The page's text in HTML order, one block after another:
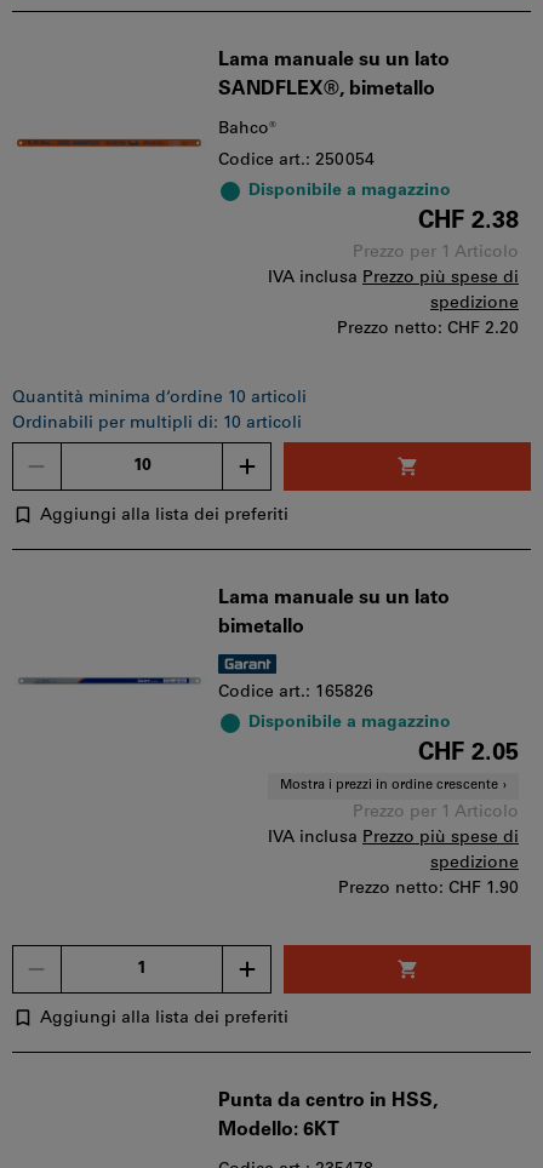
Lama manuale su un lato
SANDFLEX®, bimetallo
Bahco®
Codice art.: 250054
Disponibile a magazzino
CHF 2.38
Prezzo per 1 Articolo
IVA inclusa Prezzo più spese di
spedizione
Prezzo netto: CHF 2.20
Quantità minima d‘ordine 10 articoli
Ordinabili per multipli di: 10 articoli
Aggiungi alla lista dei preferiti
Lama manuale su un lato
bimetallo
Codice art.: 165826
Disponibile a magazzino
CHF 2.05
Mostra i prezzi in ordine crescente
Prezzo per 1 Articolo
IVA inclusa Prezzo più spese di
spedizione
Prezzo netto: CHF 1.90
Aggiungi alla lista dei preferiti
Punta da centro in HSS,
Modello: 6KT